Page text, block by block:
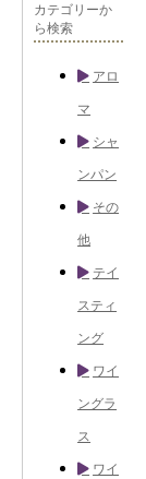
カテゴリーか
ら検索
アロ
マ
シャ
ンパン
その
他
テイ
スティ
ング
ワイ
ングラ
ス
ワイ